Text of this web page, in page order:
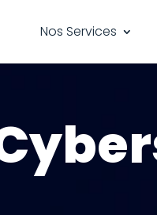
Nos Services